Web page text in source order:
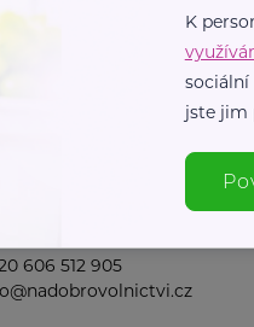
1517/51
asociace dobrovolnictví,
dobrovolnou,
a nepolitickou
606 512 905
K
jste jim